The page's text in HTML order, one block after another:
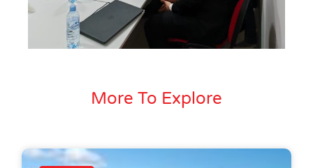
More To Explore